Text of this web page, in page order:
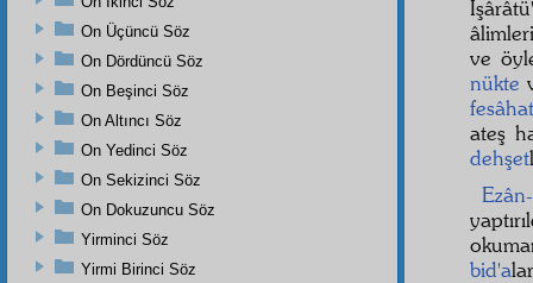
ve
nükte
fesâhat
ateş
dehşet
bid'a
On Üçüncü Söz
On Dördüncü Söz
On Beşinci Söz
On Altıncı Söz
On Yedinci Söz
On Sekizinci Söz
On Dokuzuncu Söz
Yirminci Söz
Yirmi Birinci Söz